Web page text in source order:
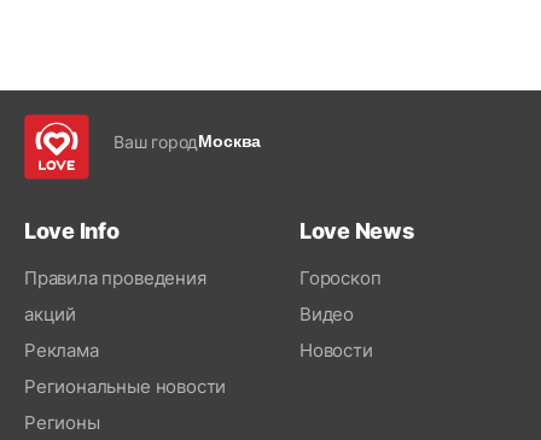
Ваш городМосква
Love Info
Правила проведения
акций
Реклама
Региональные новости
Регионы
Love News
Гороскоп
Видео
Новости